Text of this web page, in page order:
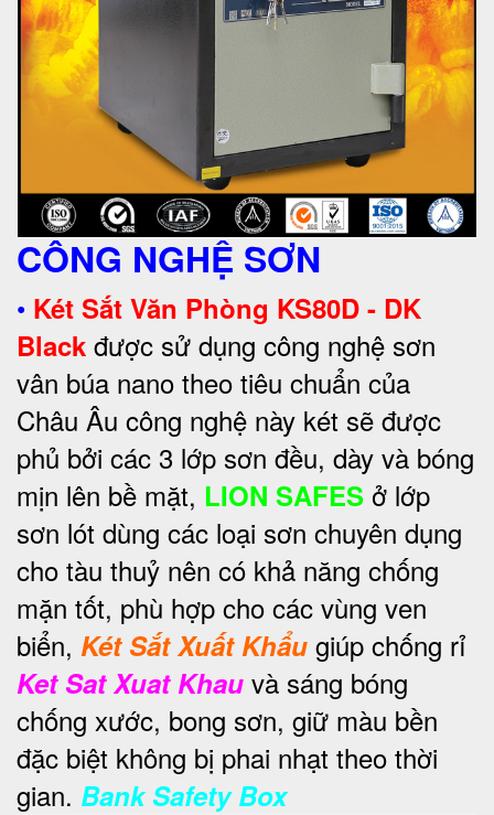
CÔNG NGHỆ SƠN
• Két Sắt Văn Phòng KS80D - DK
Black được sử dụng công nghệ sơn
vân búa nano theo tiêu chuẩn của
Châu Âu công nghệ này két sẽ được
phủ bởi các 3 lớp sơn đều, dày và bóng
mịn lên bề mặt, LION SAFES ở lớp
sơn lót dùng các loại sơn chuyên dụng
cho tàu thuỷ nên có khả năng chống
mặn tốt, phù hợp cho các vùng ven
biển, Két Sắt Xuất Khẩu giúp chống rỉ
Ket Sat Xuat Khau và sáng bóng
chống xước, bong sơn, giữ màu bền
đặc biệt không bị phai nhạt theo thời
gian. Bank Safety Box